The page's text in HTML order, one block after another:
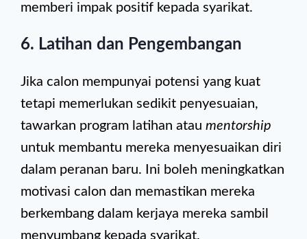
memberi impak positif kepada syarikat.
6. Latihan dan Pengembangan
Jika calon mempunyai potensi yang kuat
tetapi memerlukan sedikit penyesuaian,
tawarkan program latihan atau mentorship
untuk membantu mereka menyesuaikan diri
dalam peranan baru. Ini boleh meningkatkan
motivasi calon dan memastikan mereka
berkembang dalam kerjaya mereka sambil
menyumbang kepada syarikat.